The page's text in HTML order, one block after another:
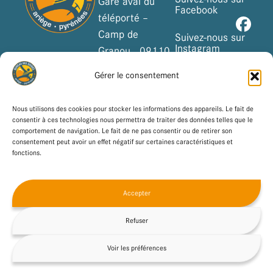
Gérer le consentement
Nous utilisons des cookies pour stocker les informations des appareils. Le fait de
consentir à ces technologies nous permettra de traiter des données telles que le
comportement de navigation. Le fait de ne pas consentir ou de retirer son
consentement peut avoir un effet négatif sur certaines caractéristiques et
fonctions.
Accepter
Refuser
Voir les préférences
Gare aval du
téléporté –
Camp de
Granou, 09110
: 05.61.01.90.62
Formulaire de
contact
– 18h30
Facebook
Suivez-nous sur
Instagram
Suivez-nous sur
Suivez-nous sur
TripAdvisor
© 2026 PANDORA KONNECTMENTIONS LÉGALES